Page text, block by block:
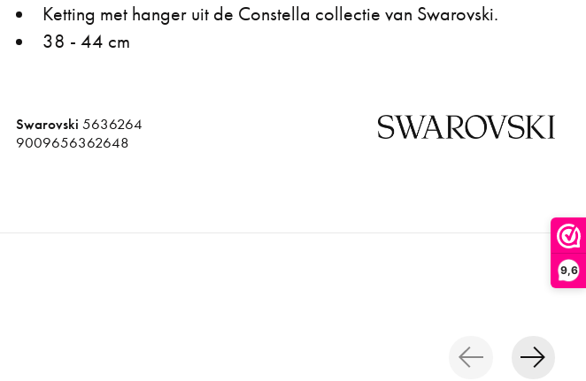
9,6
Ketting met hanger uit de Constella collectie van Swarovski.
38 - 44 cm
Swarovski 5636264
9009656362648